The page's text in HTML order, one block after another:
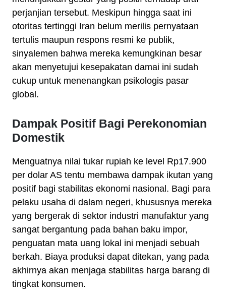
perjanjian tersebut. Meskipun hingga saat ini
otoritas tertinggi Iran belum merilis pernyataan
tertulis maupun respons resmi ke publik,
sinyalemen bahwa mereka kemungkinan besar
akan menyetujui kesepakatan damai ini sudah
cukup untuk menenangkan psikologis pasar
global.
Dampak Positif Bagi Perekonomian
Domestik
Menguatnya nilai tukar rupiah ke level Rp17.900
per dolar AS tentu membawa dampak ikutan yang
positif bagi stabilitas ekonomi nasional. Bagi para
pelaku usaha di dalam negeri, khususnya mereka
yang bergerak di sektor industri manufaktur yang
sangat bergantung pada bahan baku impor,
penguatan mata uang lokal ini menjadi sebuah
berkah. Biaya produksi dapat ditekan, yang pada
akhirnya akan menjaga stabilitas harga barang di
tingkat konsumen.